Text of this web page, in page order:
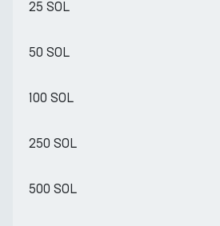
25 SOL
50 SOL
100 SOL
250 SOL
500 SOL